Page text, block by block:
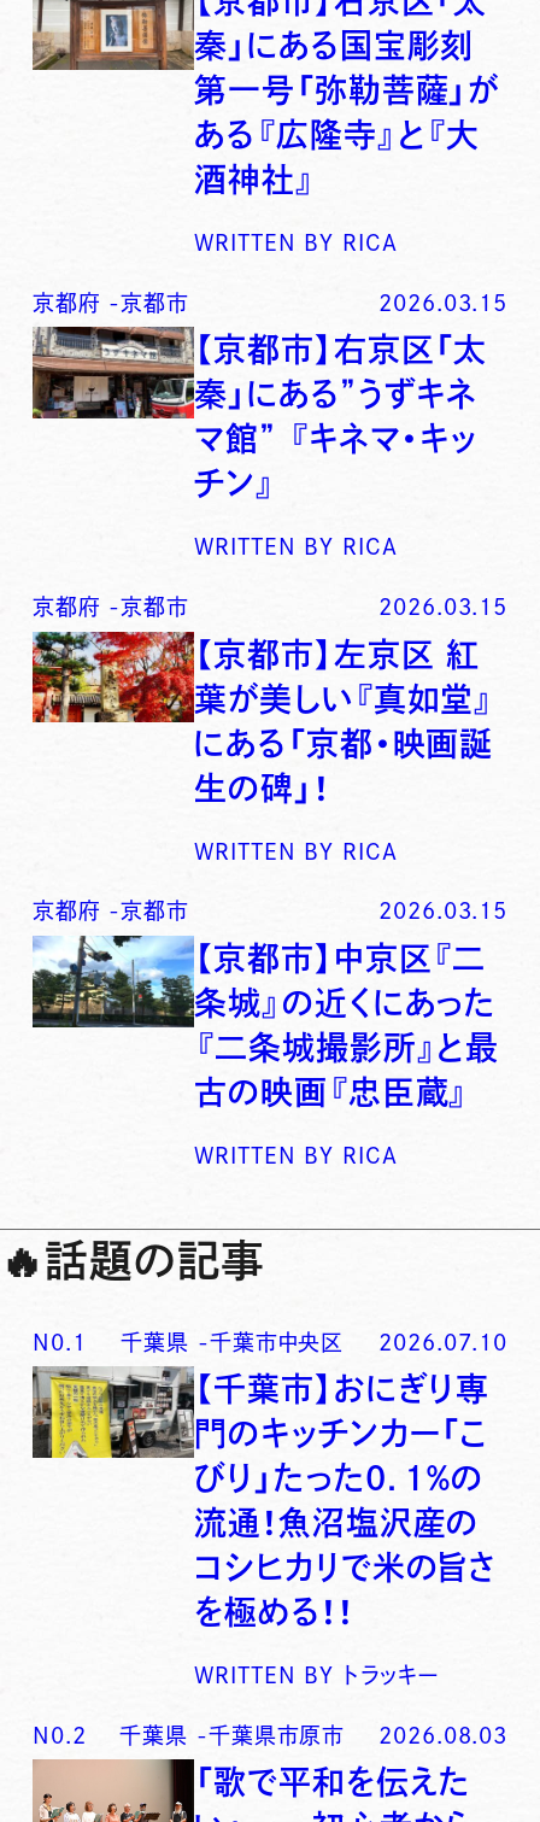
秦」にある国宝彫刻
第一号「弥勒菩薩」が
ある『広隆寺』と『大
酒神社』
WRITTEN BY RICA
京都府 -京都市 2026.03.15
【京都市】右京区「太
秦」にある”うずキネ
マ館” 『キネマ・キッ
チン』
WRITTEN BY RICA
京都府 -京都市 2026.03.15
【京都市】左京区 紅
葉が美しい『真如堂』
にある「京都・映画誕
生の碑」！
WRITTEN BY RICA
京都府 -京都市 2026.03.15
【京都市】中京区『二
条城』の近くにあった
『二条城撮影所』と最
古の映画『忠臣蔵』
WRITTEN BY RICA
🔥話題の記事
N0. 1 千葉県 -千葉市中央区 2026.07.10
【千葉市】おにぎり専
門のキッチンカー「こ
びり」たった0．1％の
流通！魚沼塩沢産の
コシヒカリで米の旨さ
を極める！！
WRITTEN BY トラッキー
N0. 2 千葉県 -千葉県市原市 2026.08.03
「歌で平和を伝えた